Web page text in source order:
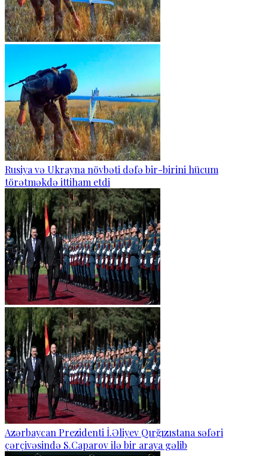
Rusiya və Ukrayna növbəti dəfə bir-birini hücum
törətməkdə ittiham etdi
Azərbaycan Prezidenti İ.Əliyev Qırğızıstana səfəri
çərçivəsində S.Caparov ilə bir araya gəlib